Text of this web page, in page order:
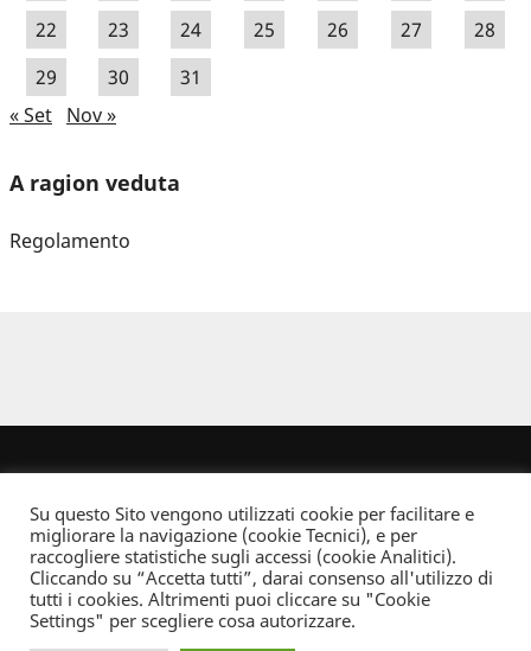
22
23 24 25 26 27
28
29
30
31
« Set Nov »
A ragion veduta
Regolamento
Dove non indicato altrimenti quest’opera è distribuita con Licenza
Creative Commons Attribuzione - Non commerciale - Non opere derivate 2.5 Italia
Su questo Sito vengono utilizzati cookie per facilitare e
migliorare la navigazione (cookie Tecnici), e per
raccogliere statistiche sugli accessi (cookie Analitici).
Cliccando su “Accetta tutti”, darai consenso all'utilizzo di
tutti i cookies. Altrimenti puoi cliccare su "Cookie
Settings" per scegliere cosa autorizzare.